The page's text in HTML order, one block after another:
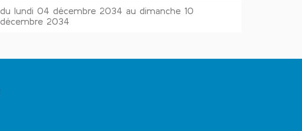
du lundi 04 décembre 2034 au dimanche 10
décembre 2034